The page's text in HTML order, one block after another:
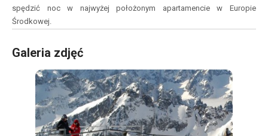
spędzić noc w najwyżej położonym apartamencie w Europie
Środkowej.
Galeria zdjęć